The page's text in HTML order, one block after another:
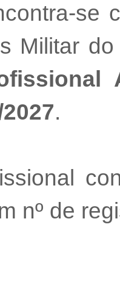
se
Militar
.
nº de